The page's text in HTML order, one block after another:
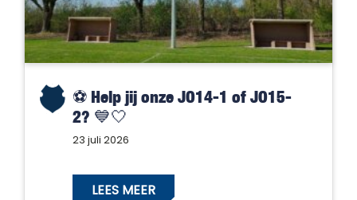
⚽️ Help jij onze JO14-1 of JO15-
2? 💙🤍
23 juli 2026
LEES MEER